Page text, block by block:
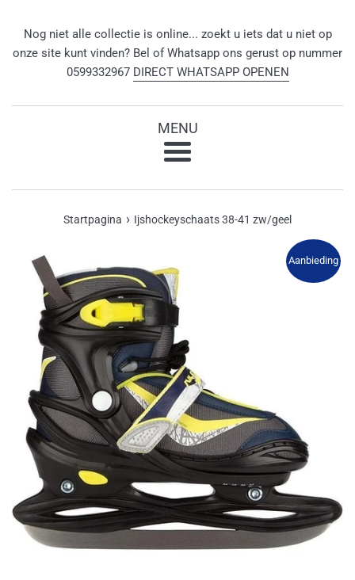
Nog niet alle collectie is online... zoekt u iets dat u niet op
onze site kunt vinden? Bel of Whatsapp ons gerust op nummer
0599332967 DIRECT WHATSAPP OPENEN
MENU
Startpagina › Ijshockeyschaats 38-41 zw/geel
Aanbieding